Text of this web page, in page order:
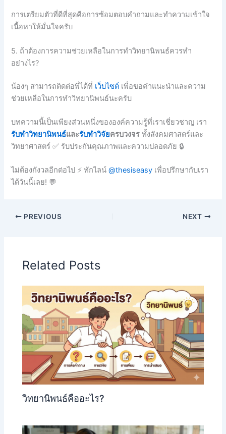
การเตรียมตัวที่ดีที่สุดคือการซ้อมตอบคำถามและทำความเข้าใจ
เนื้อหาให้มั่นใจครับ
5. ถ้าต้องการความช่วยเหลือในการทำวิทยานิพนธ์ควรทำ
อย่างไร?
น้องๆ สามารถติดต่อพี่ได้ที่ เว็บไซต์ เพื่อขอคำแนะนำและความ
ช่วยเหลือในการทำวิทยานิพนธ์นะครับ
บทความนี้เป็นเพียงส่วนหนึ่งขององค์ความรู้ที่เราเชี่ยวชาญ เรา
รับทำวิทยานิพนธ์และรับทำวิจัยครบวงจร ทั้งสังคมศาสตร์และ
วิทยาศาสตร์ ✅ รับประกันคุณภาพและความปลอดภัย 🔒
ไม่ต้องกังวลอีกต่อไป ⚡ ทักไลน์@thesiseasy เพื่อปรึกษากับเรา
ได้วันนี้เลย! 💬
PREVIOUS NEXT
Related Posts
วิทยานิพนธ์คืออะไร?